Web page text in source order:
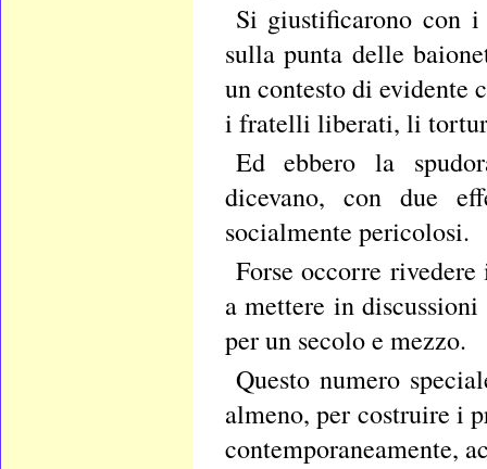
Si giustificarono con
sulla punta delle
un contesto di
i fratelli liberati, li
Ed ebbero la
dicevano, con due
socialmente pericolosi.
Forse occorre
a mettere in
per un secolo e mezzo.
Questo numero
almeno, per costruire i
contemporaneamente,